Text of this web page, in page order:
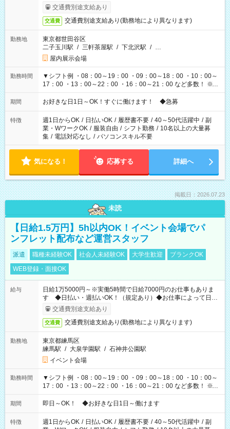
も異なります
交通費別途支給あり
交通費 交通費別途支給あり(勤務地により異なります)
勤務地
東京都世田谷区
二子玉川駅 / 三軒茶屋駅 / 下北沢駅 / …
屋内展示会場
勤務時間
▼シフト例 ・08：00～19：00 ・09：00～18：00 ・10：00～
17：00 ・13：00～22：00 ・16：00～21：00 など多数！ ※お
仕事により勤務時間が異なります
期間 お好きな日1日～OK！すぐに働けます！ ◆急募
特徴 週1日からOK / 日払いOK / 履歴書不要 / 40～50代活躍中 / 副
業・WワークOK / 服装自由 / シフト勤務 / 10名以上の大量募
集 / 電話対応なし / パソコンスキル不要
気になる！ 応募する 詳細へ
掲載日：2026.07.23
未読
【日給1.5万円】5h以内OK！イベント会場でパ
ンフレット配布など運営スタッフ
派遣 職種未経験OK 社会人未経験OK 大学生歓迎
ブランクOK
WEB登録・面接OK
給与
日給1万5000円～※実働5時間で日給7000円のお仕事もありま
す ◆日払い・週払いOK！（規定あり）◆お仕事によって日給
も異なります
交通費別途支給あり
交通費 交通費別途支給あり(勤務地により異なります)
勤務地
東京都練馬区
練馬駅 / 大泉学園駅 / 石神井公園駅
イベント会場
勤務時間
▼シフト例 ・08：00～19：00 ・09：00～18：00 ・10：00～
17：00 ・13：00～22：00 ・16：00～21：00 など多数！ ※お
仕事により勤務時間が異なります
期間 即日～OK！ ◆お好きな日1日～働けます
特徴 週1日からOK / 日払いOK / 履歴書不要 / 40～50代活躍中 / 副